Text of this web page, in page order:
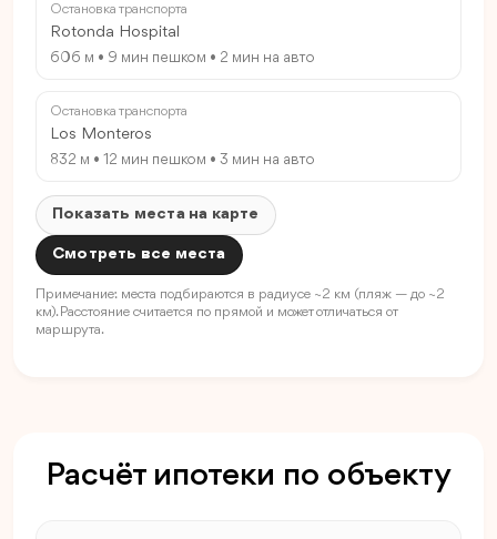
Остановка транспорта
Rotonda Hospital
606 м • 9 мин пешком • 2 мин на авто
Остановка транспорта
Los Monteros
832 м • 12 мин пешком • 3 мин на авто
Показать места на карте
Смотреть все места
Примечание: места подбираются в радиусе ~2 км (пляж — до ~2
км). Расстояние считается по прямой и может отличаться от
маршрута.
Расчёт ипотеки по объекту